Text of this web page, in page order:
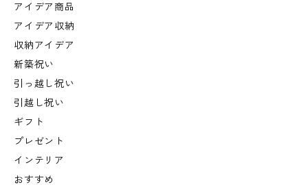
アイデア商品
アイデア収納
収納アイデア
新築祝い
引っ越し祝い
引越し祝い
ギフト
プレゼント
インテリア
おすすめ